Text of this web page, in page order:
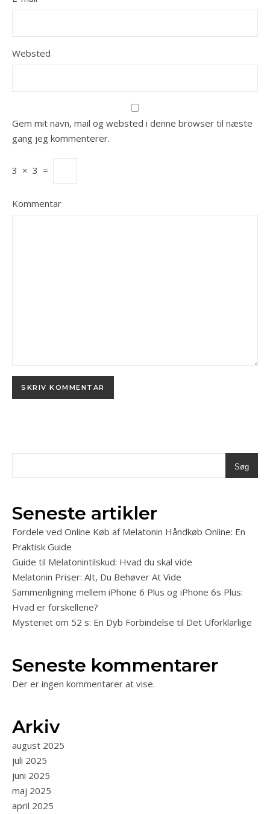
Websted
Gem mit navn, mail og websted i denne browser til næste
gang jeg kommenterer.
3 × 3 =
Kommentar
Søg
Seneste artikler
Fordele ved Online Køb af Melatonin Håndkøb Online: En
Praktisk Guide
Guide til Melatonintilskud: Hvad du skal vide
Melatonin Priser: Alt, Du Behøver At Vide
Sammenligning mellem iPhone 6 Plus og iPhone 6s Plus:
Hvad er forskellene?
Mysteriet om 52 s: En Dyb Forbindelse til Det Uforklarlige
Seneste kommentarer
Der er ingen kommentarer at vise.
Arkiv
august 2025
juli 2025
juni 2025
maj 2025
april 2025